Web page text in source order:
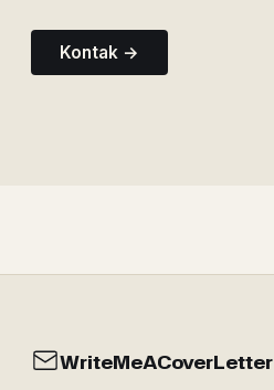
Kontak →
WriteMeACoverLetter